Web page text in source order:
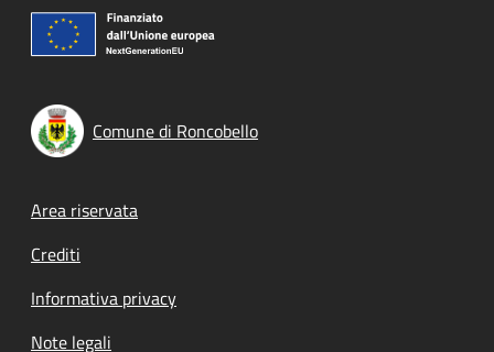
Comune di Roncobello
Footer menu
Area riservata
Crediti
Informativa privacy
Note legali